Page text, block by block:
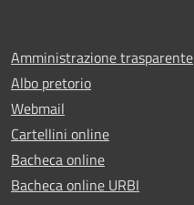
Amministrazione trasparente
Albo pretorio
Webmail
Cartellini online
Bacheca online
Bacheca online URBI